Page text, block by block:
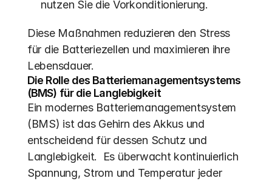
nutzen Sie die Vorkonditionierung.
Diese Maßnahmen reduzieren den Stress
für die Batteriezellen und maximieren ihre
Lebensdauer.
Die Rolle des Batteriemanagementsystems
(BMS) für die Langlebigkeit
Ein modernes Batteriemanagementsystem
(BMS) ist das Gehirn des Akkus und
entscheidend für dessen Schutz und
Langlebigkeit.  Es überwacht kontinuierlich
Spannung, Strom und Temperatur jeder